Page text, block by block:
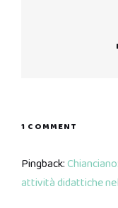
1 COMMENT
Pingback:
attività didattiche